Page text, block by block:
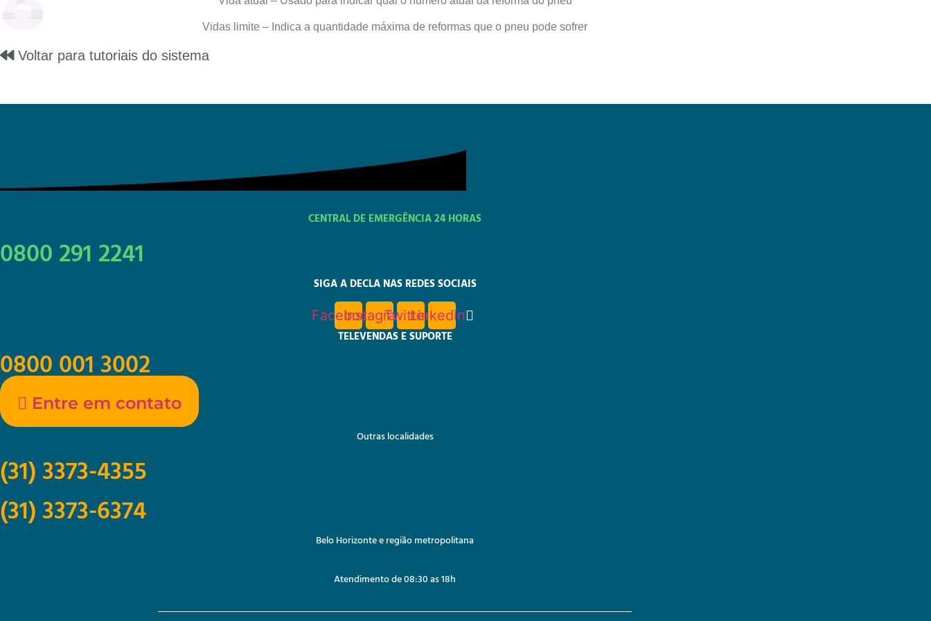
Vidas limite – Indica a quantidade máxima de reformas que o pneu pode sofrer
Voltar para tutoriais do sistema
CENTRAL DE EMERGÊNCIA 24 HORAS
0800 291 2241
SIGA A DECLA NAS REDES SOCIAIS
FacebookInstagramTwitterLinkedin
TELEVENDAS E SUPORTE
0800 001 3002
Entre em contato
Outras localidades
(31) 3373-4355
(31) 3373-6374
Belo Horizonte e região metropolitana
Atendimento de 08:30 as 18h